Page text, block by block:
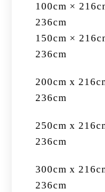
100cm ×
236cm
150cm ×
236cm
200cm x
236cm
250cm x
236cm
300cm x
236cm